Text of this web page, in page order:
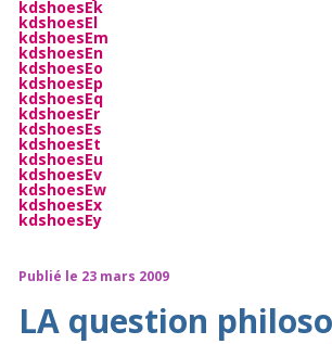
kdshoesEk
kdshoesEl
kdshoesEm
kdshoesEn
kdshoesEo
kdshoesEp
kdshoesEq
kdshoesEr
kdshoesEs
kdshoesEt
kdshoesEu
kdshoesEv
kdshoesEw
kdshoesEx
kdshoesEy
Publié le 23 mars 2009
LA question